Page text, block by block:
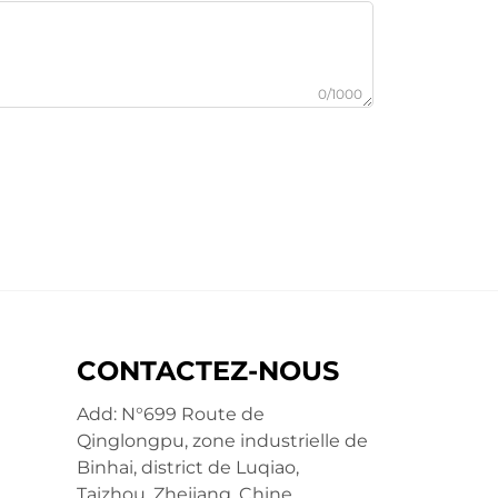
0/1000
CONTACTEZ-NOUS
Add: N°699 Route de
Qinglongpu, zone industrielle de
Binhai, district de Luqiao,